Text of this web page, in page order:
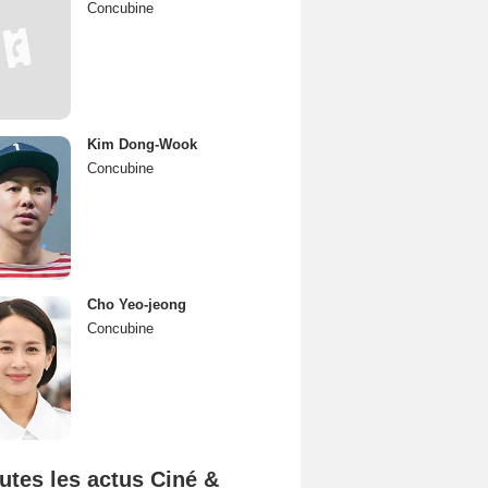
Concubine
Kim Dong-Wook
Concubine
Cho Yeo-jeong
Concubine
les actus Ciné &